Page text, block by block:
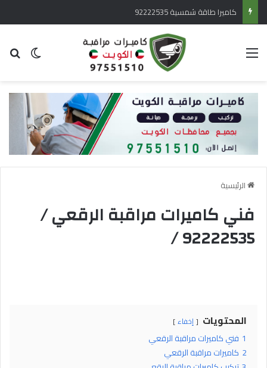
كاميرا طاقة شمسية 92222535
الرئيسية
فني كاميرات مراقبة الرقعي /
92222535 /
المحتويات إخفاء
1 فني كاميرات مراقبة الرقعي
2 كاميرات مراقبة الرقعي